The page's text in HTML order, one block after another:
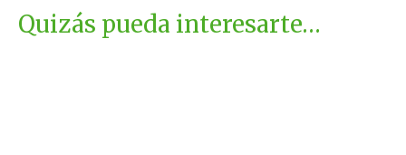
Quizás pueda interesarte…